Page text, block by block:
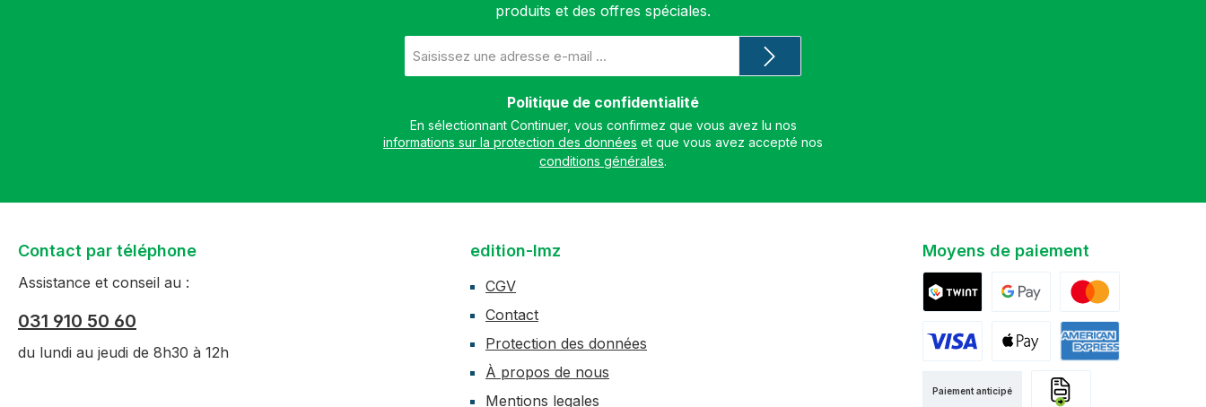
produits et des offres spéciales.
e-
mail
Politique de confidentialité
informations sur la protection des données
conditions générales.
Contact par téléphone
Assistance et conseil au :
031 910 50 60
du lundi au jeudi de 8h30 à 12h
edition-lmz
CGV
Contact
Protection des données
À propos de nous
Mentions legales
Moyens de paiement
Google PayMastercard
Paiement anticipé